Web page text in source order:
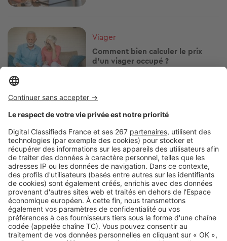
Image
Viager
Comment bien calculer le prix
d’un viager occupé ?
Image
Viager
viager occupé ?
Image
Viager
Achat en viager : les 3 grosses
erreurs à éviter